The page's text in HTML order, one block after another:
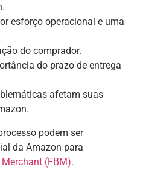
esforço operacional e uma
do comprador.
do prazo de entrega
afetam suas
podem ser
da Amazon para
(FBM).